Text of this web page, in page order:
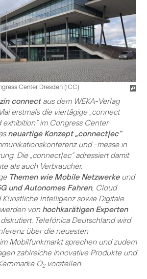
Center Dresden (ICC)
connectaus dem WEKA-Verlag
erstmals die viertägige „connect
im Congress Center
neuartige Konzept „connect|ec“
und -messe in
Die „connect|ec“ adressiert damit
als auch Verbraucher.
Themen wie Mobile Netzwerkeund
und Autonomes Fahren, Cloud
Intelligenz sowie Digitale
von hochkarätigen Experten
Telefónica Deutschland wird
über die neuesten
Mobilfunkmarkt sprechen und zudem
zahlreiche innovative Produkte und
O2vorstellen.